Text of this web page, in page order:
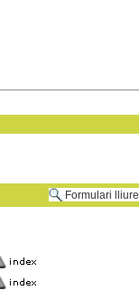
Formulari lliure